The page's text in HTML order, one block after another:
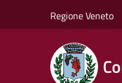
Regione Veneto